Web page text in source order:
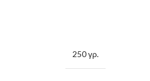
250 γρ.